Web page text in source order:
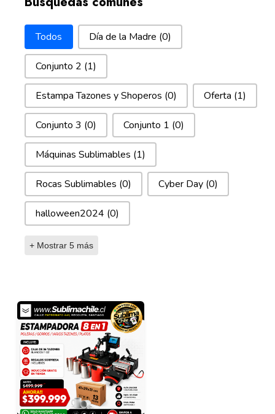
Busquedas comunes
Todos Día de la Madre (0)
Conjunto 2 (1)
Estampa Tazones y Shoperos (0) Oferta (1)
Conjunto 3 (0) Conjunto 1 (0)
Máquinas Sublimables (1)
Rocas Sublimables (0) Cyber Day (0)
halloween2024 (0)
+ Mostrar 5 más